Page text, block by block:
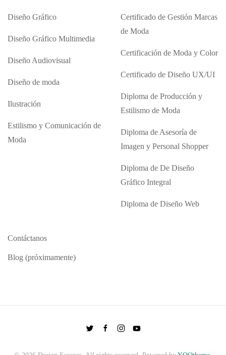
Diseño Gráfico
Diseño Gráfico Multimedia
Diseño Audiovisual
Diseño de moda
Ilustración
Estilismo y Comunicación de
Moda
Certificado de Gestión Marcas
de Moda
Certificación de Moda y Color
Certificado de Diseño UX/UI
Diploma de Producción y
Estilismo de Moda
Diploma de Asesoría de
Imagen y Personal Shopper
Diploma de De Diseño
Gráfico Integral
Diploma de Diseño Web
Contáctanos
Blog (próximamente)